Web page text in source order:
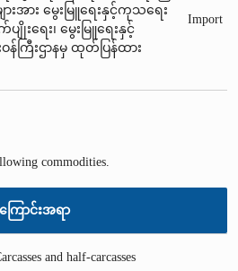
ားအား မွေးမြူရေးနှင့်ကုသရေး
က်ပျိုးရေး၊ မွေးမြူရေးနှင့်
န်ကြီးဌာနမှ ထုတ်ပြန်ထား
Import
commodities.
ြောင်းအရာ
and half-carcasses